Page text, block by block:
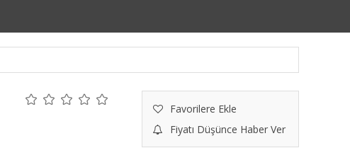
Favorilere Ekle
Fiyatı Düşünce Haber Ver